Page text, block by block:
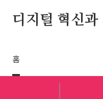
디지털 혁신과
홈